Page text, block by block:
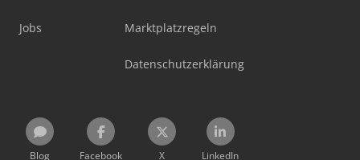
Jobs Marktplatzregeln
Datenschutzerklärung
Blog Facebook X LinkedIn